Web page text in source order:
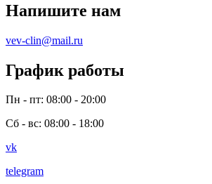
Напишите нам
vev-clin@mail.ru
График работы
Пн - пт: 08:00 - 20:00
Сб - вс: 08:00 - 18:00
vk
telegram